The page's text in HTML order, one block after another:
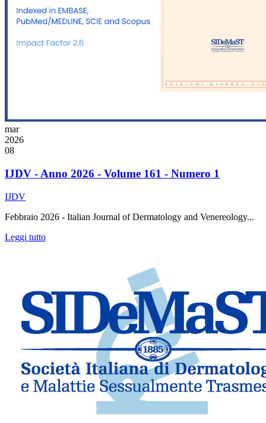
mar
2026
08
IJDV - Anno 2026 - Volume 161 - Numero 1
IJDV
Febbraio 2026 - Italian Journal of Dermatology and Venereology...
Leggi tutto